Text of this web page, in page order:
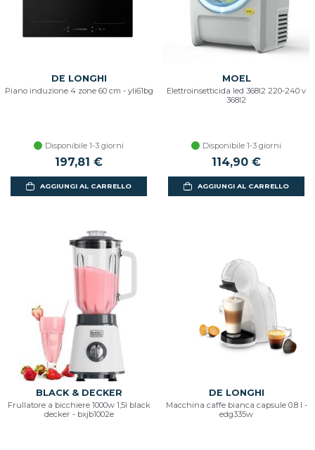
DE LONGHI
Piano induzione 4 zone 60 cm - yli61bg
Disponibile 1-3 giorni
197,81 €
AGGIUNGI AL CARRELLO
MOEL
Elettroinsetticida led 368l2 220-240 v
368l2
Disponibile 1-3 giorni
114,90 €
AGGIUNGI AL CARRELLO
BLACK & DECKER
Frullatore a bicchiere 1000w 1,5l black
decker - bxjb1002e
DE LONGHI
Macchina caffe bianca capsule 0.8 l -
edg335w